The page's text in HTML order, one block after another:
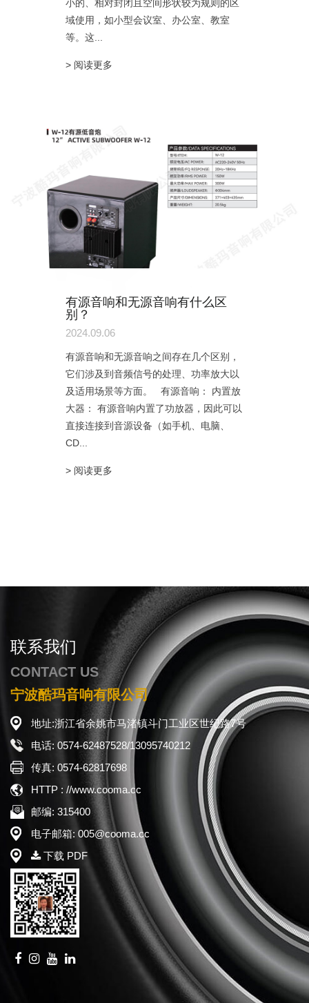
小的、相对封闭且空间形状较为规则的区
域使用，如小型会议室、办公室、教室
等。这...
> 阅读更多
有源音响和无源音响有什么区
别？
2024.09.06
有源音响和无源音响之间存在几个区别，
它们涉及到音频信号的处理、功率放大以
及适用场景等方面。 有源音响： 内置放
大器： 有源音响内置了功放器，因此可以
直接连接到音源设备（如手机、电脑、
CD...
> 阅读更多
联系我们
CONTACT US
宁波酷玛音响有限公司
地址:浙江省余姚市马渚镇斗门工业区世纪路7号
电话: 0574-62487528/13095740212
传真: 0574-62817698
HTTP : //www.cooma.cc
邮编: 315400
电子邮箱: 005@cooma.cc
下载 PDF